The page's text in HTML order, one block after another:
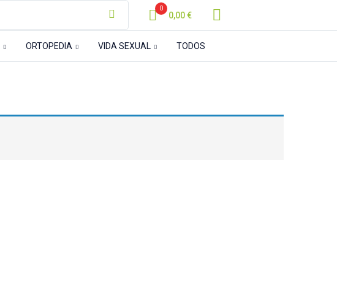
0
0,00€
ORTOPEDIA VIDA SEXUAL TODOS